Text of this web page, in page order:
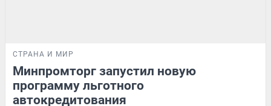
СТРАНА И МИР
Минпромторг запустил новую
программу льготного
автокредитования